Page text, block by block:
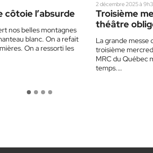
côtoie l’absurde
nos belles montagnes
blanc. On a refait
On a ressorti les
2 décembre 2025 à
Troisième
théâtre
La grande messe
troisième
MRC du Québec
temps.…